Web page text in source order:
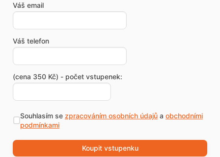
Váš email
Váš telefon
(cena 350 Kč) - počet vstupenek:
Souhlasím se zpracováním osobních údajůa obchodními
podmínkami
Koupit vstupenku